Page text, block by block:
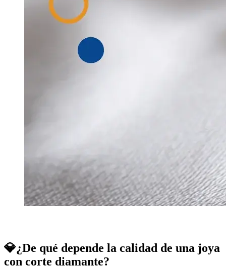
💎¿De qué depende la calidad de una joya
con corte diamante?